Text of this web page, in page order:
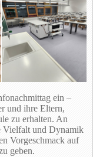
ein –
und ihre Eltern,
zu erhalten. An
Vielfalt und Dynamik
Vorgeschmack auf
geben.